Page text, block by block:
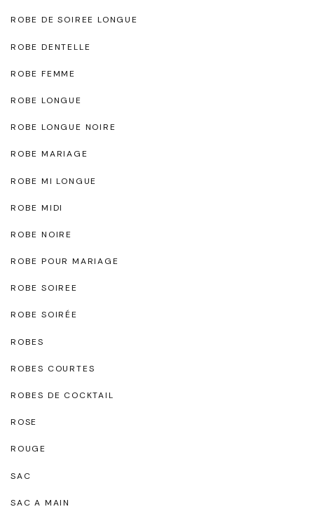
ROBE DE SOIREE LONGUE
ROBE DENTELLE
ROBE FEMME
ROBE LONGUE
ROBE LONGUE NOIRE
ROBE MARIAGE
ROBE MI LONGUE
ROBE MIDI
ROBE NOIRE
ROBE POUR MARIAGE
ROBE SOIREE
ROBE SOIRÉE
ROBES
ROBES COURTES
ROBES DE COCKTAIL
ROSE
ROUGE
SAC
SAC A MAIN